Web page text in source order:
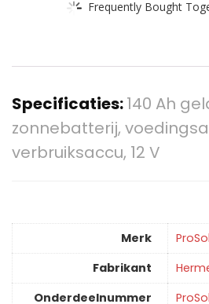
Frequently Bought
Specificaties:140 Ah
zonnebatterij,
verbruiksaccu, 12 V
Merk
Fabrikant
Onderdeelnummer